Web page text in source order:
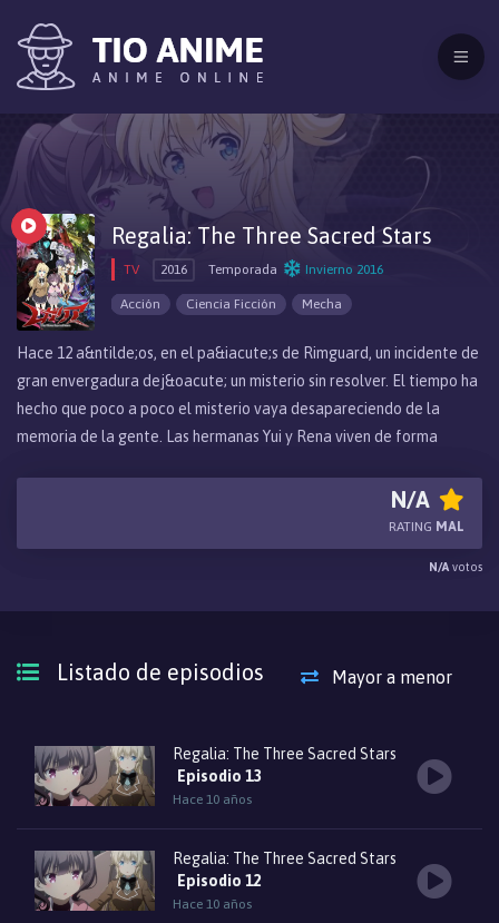
Regalia: The Three Sacred Stars
TV 2016 Temporada Invierno 2016
Acción Ciencia Ficción Mecha
Hace 12 a&ntilde;os, en el pa&iacute;s de Rimguard, un incidente de
gran envergadura dej&oacute; un misterio sin resolver. El tiempo ha
hecho que poco a poco el misterio vaya desapareciendo de la
memoria de la gente. Las hermanas Yui y Rena viven de forma
mecha enorme ataca el reino. Ese d&iacute;a marca el punto sin
N/A
RATING MAL
N/A votos
Listado de episodios Mayor a menor
Regalia: The Three Sacred Stars
Episodio 13
Hace 10 años
Regalia: The Three Sacred Stars
Episodio 12
Hace 10 años